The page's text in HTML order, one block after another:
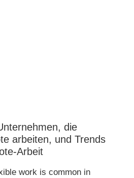
die
arbeiten, und Trends
Arbeit
work is common in